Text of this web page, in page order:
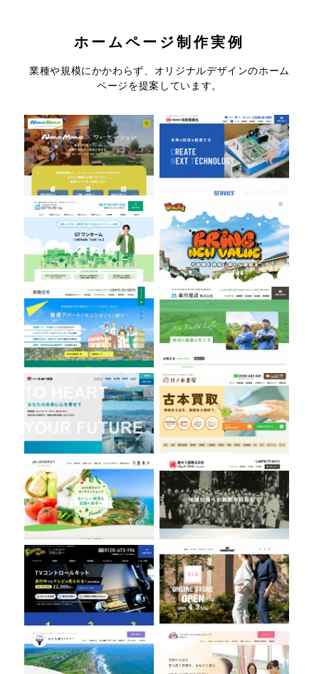
ホームページ制作実例
業種や規模にかかわらず、オリジナルデザインのホーム
ページを提案しています。
コテージ＆ペンションNANJA
MONJA
株式会社昭和電業社
株式会社GTワンホーム 株式会社Bring
有限会社東豊住宅 森川建設株式会社
株式会社トオーツウ 豆ノ木書房
ちばみどり農業協同組合 鈴木土建株式会社
フランカー株式会社 THE CONDUCTORS
九十九里ワイナリー フルガキ・メディカルグループ
株式会社KS PLUS